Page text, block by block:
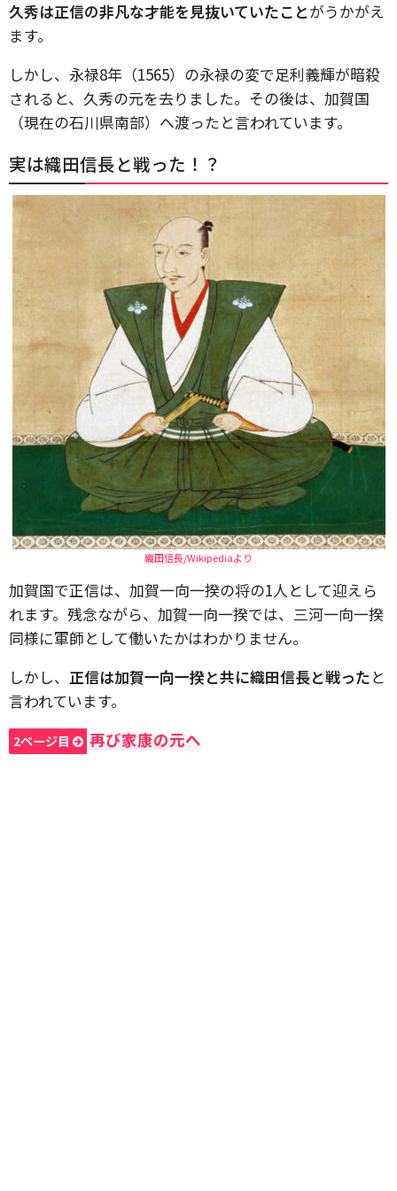
久秀は正信の非凡な才能を見抜いていたことがうかがえ
ます。
しかし、永禄8年（1565）の永禄の変で足利義輝が暗殺
されると、久秀の元を去りました。その後は、加賀国
（現在の石川県南部）へ渡ったと言われています。
実は織田信長と戦った！？
織田信長/Wikipediaより
加賀国で正信は、加賀一向一揆の将の1人として迎えら
れます。残念ながら、加賀一向一揆では、三河一向一揆
同様に軍師として働いたかはわかりません。
しかし、 正信は加賀一向一揆と共に織田信長と戦ったと
言われています。
2ページ目 再び家康の元へ